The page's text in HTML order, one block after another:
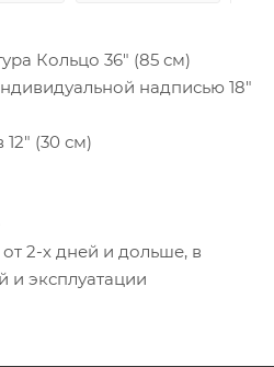
Кольцо 36" (85 см)
надписью 18"
(30 см)
2-х дней и дольше, в
и эксплуатации